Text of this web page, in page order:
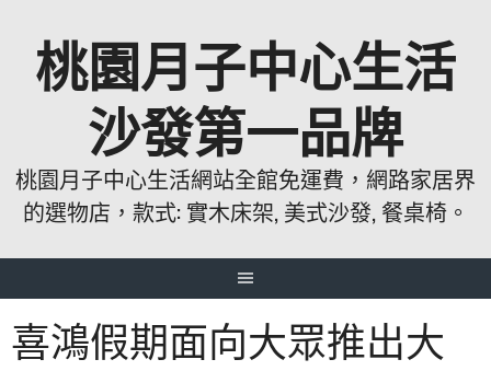
桃園月子中心生活
沙發第一品牌
桃園月子中心生活網站全館免運費，網路家居界
的選物店，款式: 實木床架, 美式沙發, 餐桌椅。
喜鴻假期面向大眾推出大